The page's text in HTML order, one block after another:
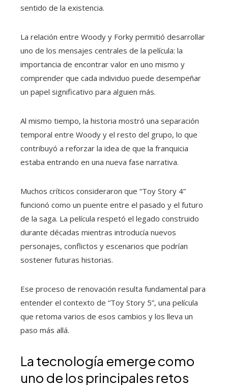
sentido de la existencia.
La relación entre Woody y Forky permitió desarrollar
uno de los mensajes centrales de la película: la
importancia de encontrar valor en uno mismo y
comprender que cada individuo puede desempeñar
un papel significativo para alguien más.
Al mismo tiempo, la historia mostró una separación
temporal entre Woody y el resto del grupo, lo que
contribuyó a reforzar la idea de que la franquicia
estaba entrando en una nueva fase narrativa.
Muchos críticos consideraron que “Toy Story 4”
funcionó como un puente entre el pasado y el futuro
de la saga. La película respetó el legado construido
durante décadas mientras introducía nuevos
personajes, conflictos y escenarios que podrían
sostener futuras historias.
Ese proceso de renovación resulta fundamental para
entender el contexto de “Toy Story 5”, una película
que retoma varios de esos cambios y los lleva un
paso más allá.
La tecnología emerge como
uno de los principales retos